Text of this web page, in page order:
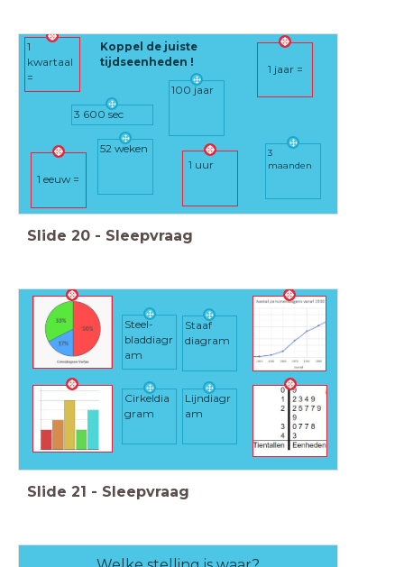
1
kwartaal
=
1 uur
Koppel de juiste
tijdseenheden !
1 eeuw =
1 jaar =
3
maanden
100 jaar
52 weken
3 600 sec
Slide 20 - Sleepvraag
Cirkeldia
gram
Staaf
diagram
Lijndiagr
am
Steel-
bladdiagr
am
Slide 21 - Sleepvraag